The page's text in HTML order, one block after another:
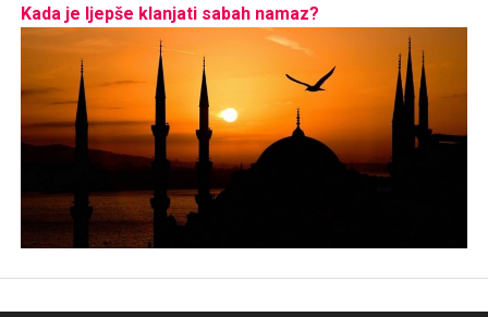
Kada je ljepše klanjati sabah namaz?